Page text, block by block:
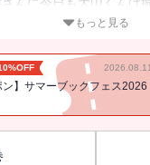
もっと見る
ン】サマーブックフェス2026